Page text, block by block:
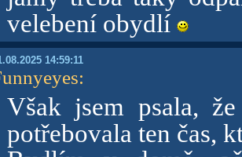
velebení obydlí
14:59:11
:
Však jsem psala,
potřebovala ten čas,